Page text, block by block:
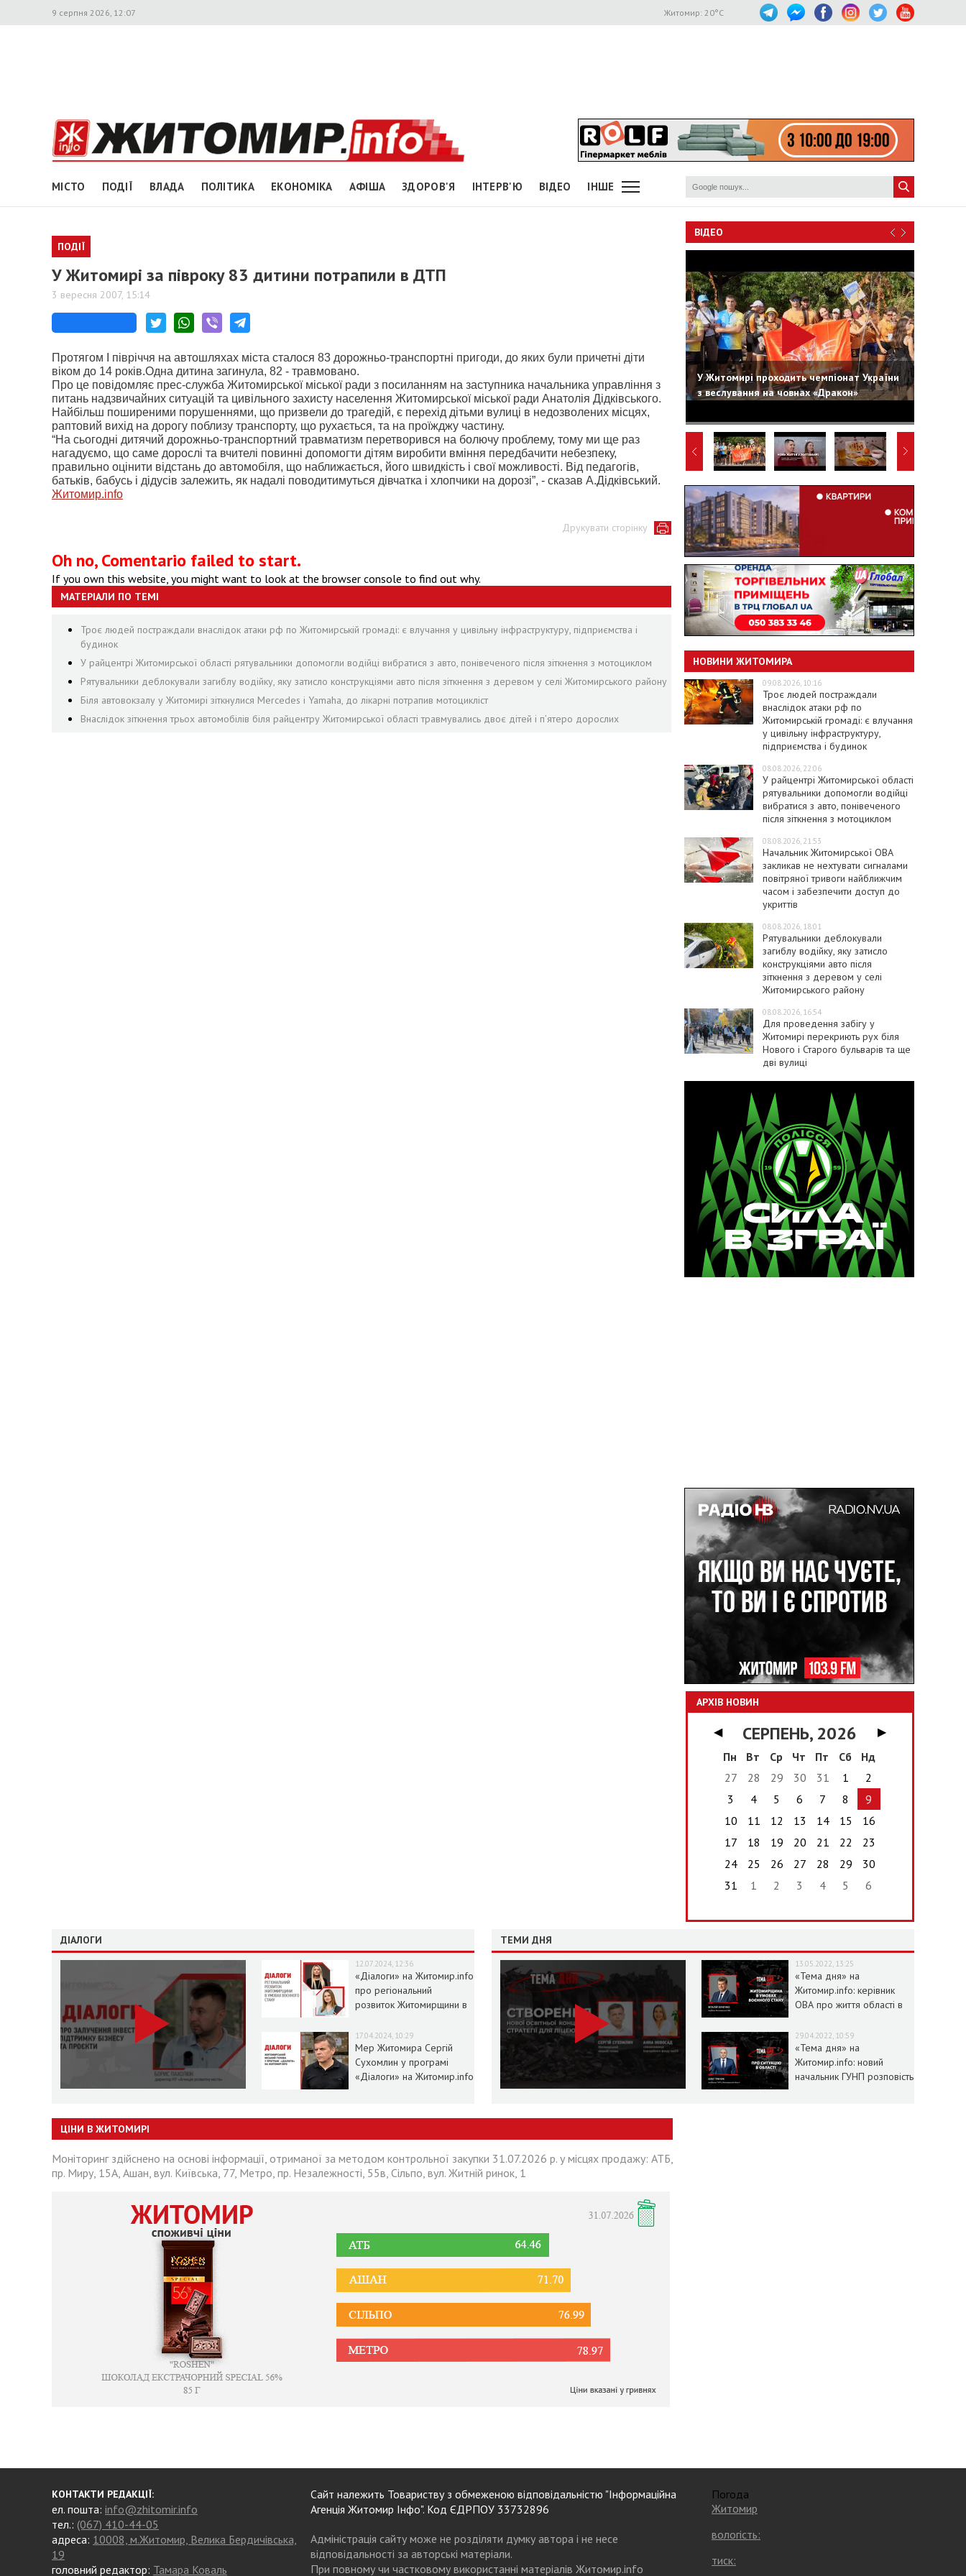
9 серпня 2026, 12:07 Житомир: 20°C
МІСТО ПОДІЇ ВЛАДА ПОЛІТИКА ЕКОНОМІКА АФІША ЗДОРОВ'Я ІНТЕРВ'Ю ВІДЕО ІНШЕ
ПОДІЇ
У Житомирі за півроку 83 дитини потрапили в ДТП
3 вересня 2007, 15:14
Протягом І півріччя на автошляхах міста сталося 83 дорожньо-транспортні пригоди, до яких були причетні діти
віком до 14 років.Одна дитина загинула, 82 - травмовано.
Про це повідомляє прес-служба Житомирської міської ради з посиланням на заступника начальника управління з
питань надзвичайних ситуацій та цивільного захисту населення Житомирської міської ради Анатолія Дідківського.
Найбільш поширеними порушеннями, що призвели до трагедій, є перехід дітьми вулиці в недозволених місцях,
раптовий вихід на дорогу поблизу транспорту, що рухається, та на проїжджу частину.
“На сьогодні дитячий дорожньо-транспортний травматизм перетворився на болючу проблему, тому ми ще раз
нагадуємо, що саме дорослі та вчителі повинні допомогти дітям виробити вміння передбачити небезпеку,
правильно оцінити відстань до автомобіля, що наближається, його швидкість і свої можливості. Від педагогів,
батьків, бабусь і дідусів залежить, як надалі поводитимуться дівчатка і хлопчики на дорозі”, - сказав А.Дідківський.
Житомир.info
Друкувати сторінку
Oh no, Comentario failed to start.
If you own this website, you might want to look at the browser console to find out why.
МАТЕРІАЛИ ПО ТЕМІ
Троє людей постраждали внаслідок атаки рф по Житомирській громаді: є влучання у цивільну інфраструктуру, підприємства і
будинок
У райцентрі Житомирської області рятувальники допомогли водійці вибратися з авто, понівеченого після зіткнення з мотоциклом
Рятувальники деблокували загиблу водійку, яку затисло конструкціями авто після зіткнення з деревом у селі Житомирського району
Біля автовокзалу у Житомирі зіткнулися Mercedes і Yamaha, до лікарні потрапив мотоцикліст
Внаслідок зіткнення трьох автомобілів біля райцентру Житомирської області травмувались двоє дітей і пʼятеро дорослих
ВІДЕО
У Житомирі проходить чемпіонат України
з веслування на човнах «Дракон»
НОВИНИ ЖИТОМИРА
09.08.2026, 10:16
Троє людей постраждали
внаслідок атаки рф по
Житомирській громаді: є влучання
у цивільну інфраструктуру,
підприємства і будинок
08.08.2026, 22:06
У райцентрі Житомирської області
рятувальники допомогли водійці
вибратися з авто, понівеченого
після зіткнення з мотоциклом
08.08.2026, 21:53
Начальник Житомирської ОВА
закликав не нехтувати сигналами
повітряної тривоги найближчим
часом і забезпечити доступ до
укриттів
08.08.2026, 18:01
Рятувальники деблокували
загиблу водійку, яку затисло
конструкціями авто після
зіткнення з деревом у селі
Житомирського району
08.08.2026, 16:54
Для проведення забігу у
Житомирі перекриють рух біля
Нового і Старого бульварів та ще
дві вулиці
АРХІВ НОВИН
◀ СЕРПЕНЬ, 2026
▶
Пн
Вт Ср Чт Пт Сб
Нд
27
28 29 30 31 1
2
3
4 5 6 7 8
9
10
11 12 13 14 15
16
17
18 19 20 21 22
23
24
25 26 27 28 29
30
31
1 2 3 4 5 6
ДІАЛОГИ
12.07.2024, 12:36
«Діалоги» на Житомир.info
про регіональний
розвиток Житомирщини в
17.04.2024, 10:29
Мер Житомира Сергій
Сухомлин у програмі
«Діалоги» на Житомир.info
ТЕМИ ДНЯ
13.05.2022, 13:25
«Тема дня» на
Житомир.info: керівник
ОВА про життя області в
29.04.2022, 10:59
«Тема дня» на
Житомир.info: новий
начальник ГУНП розповість
ЦІНИ В ЖИТОМИРІ
Моніторинг здійснено на основі інформації, отриманої за методом контрольної закупки 31.07.2026 р. у місцях продажу: АТБ,
пр. Миру, 15А, Ашан, вул. Київська, 77, Метро, пр. Незалежності, 55в, Сільпо, вул. Житній ринок, 1
КОНТАКТИ РЕДАКЦІЇ:
ел. пошта: info@zhitomir.info
тел.: (067) 410-44-05
адреса: 10008, м.Житомир, Велика Бердичівська,
19
головний редактор: Тамара Коваль
Сайт належить Товариству з обмеженою відповідальністю "Інформаційна
Агенція Житомир Інфо". Код ЄДРПОУ 33732896
Адміністрація сайту може не розділяти думку автора і не несе
відповідальності за авторські матеріали.
При повному чи частковому використанні матеріалів Житомир.info
Погода
Житомир
вологість:
тиск: